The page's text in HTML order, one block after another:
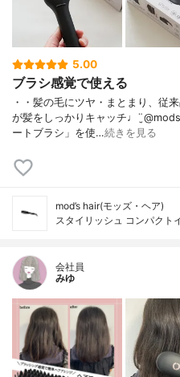
5.00
ブラシ感覚で使える
・・髪の毛にツヤ・まとまり、従
が髪をしっかりキャッチ
ートブラシ」を使…続きを見る
mod’s hair(モッズ・ヘア)
スタイリッシュ コンパク
会社員
みゆ